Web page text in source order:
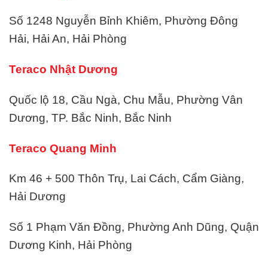
Số 1248 Nguyễn Bỉnh Khiêm, Phường Đông
Hải, Hải An, Hải Phòng
Teraco Nhật Dương
Quốc lộ 18, Cầu Ngà, Chu Mẫu, Phường Vân
Dương, TP. Bắc Ninh, Bắc Ninh
Teraco Quang Minh
Km 46 + 500 Thôn Trụ, Lai Cách, Cẩm Giàng,
Hải Dương
Số 1 Phạm Văn Đồng, Phường Anh Dũng, Quận
Dương Kinh, Hải Phòng